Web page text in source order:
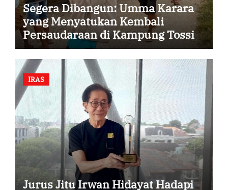
Segera Dibangun: Umma Karara
yang Menyatukan Kembali
Persaudaraan di Kampung Tossi
IRAS
Jurus Jitu Irwan Hidayat Hadapi